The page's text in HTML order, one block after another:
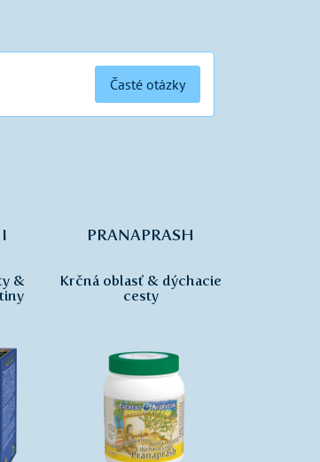
Časté otázky
&
PRANAPRASH
Krčná oblasť & dýchacie
cesty